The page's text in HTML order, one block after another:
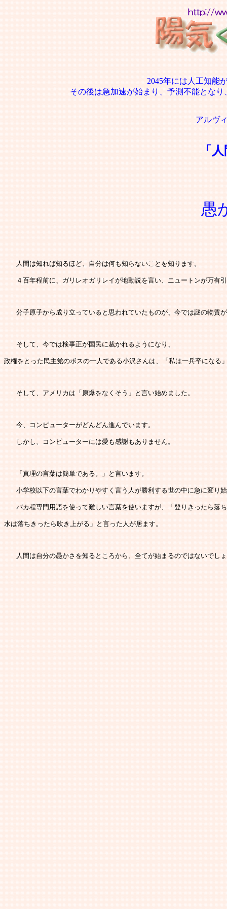
2045年には人工知能
その後は急加速が始まり、予測不能とな
アルヴ
「
愚
人間は知れば知るほど、自分は何も知らないことを知ります。
４百年程前に、ガリレオガリレイが地動説を言い、ニュートンが万有
分子原子から成り立っていると思われていたものが、今では謎の物質
そして、今では検事正が国民に裁かれるようになり、
政権をとった民主党のボスの一人である小沢さんは、「私は一兵卒になる
そして、アメリカは「原爆をなくそう」と言い始めました。
今、コンピューターがどんどん進んでいます。
しかし、コンピューターには愛も感謝もありません。
「真理の言葉は簡単である。」と言います。
小学校以下の言葉でわかりやすく言う人が勝利する世の中に急に変り
バカ程専門用語を使って難しい言葉を使いますが、「登りきったら落
水は落ちきったら吹き上がる」と言った人が居ます。
人間は自分の愚かさを知るところから、全てが始まるのではないでし